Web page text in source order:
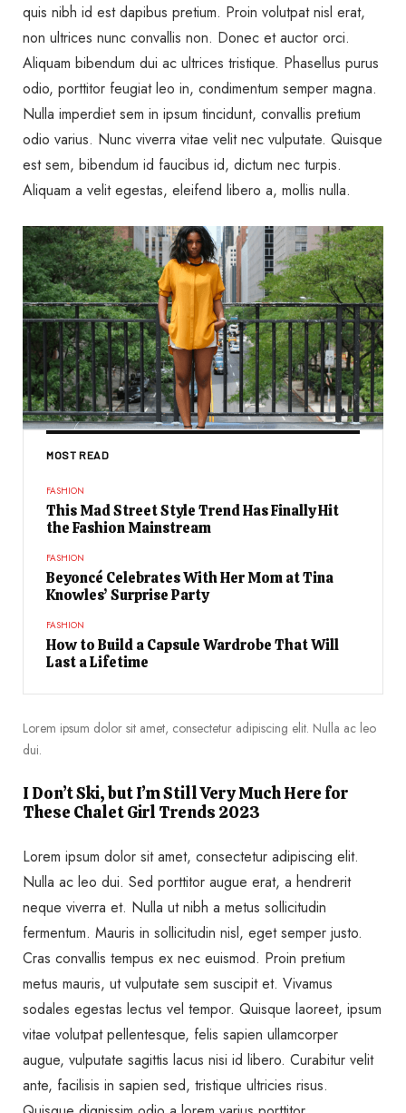
quis nibh id est dapibus pretium. Proin volutpat nisl erat,
non ultrices nunc convallis non. Donec et auctor orci.
Aliquam bibendum dui ac ultrices tristique. Phasellus purus
odio, porttitor feugiat leo in, condimentum semper magna.
Nulla imperdiet sem in ipsum tincidunt, convallis pretium
odio varius. Nunc viverra vitae velit nec vulputate. Quisque
est sem, bibendum id faucibus id, dictum nec turpis.
Aliquam a velit egestas, eleifend libero a, mollis nulla.
MOST READ
FASHION
This Mad Street Style Trend Has Finally Hit
the Fashion Mainstream
FASHION
Beyoncé Celebrates With Her Mom at Tina
Knowles’ Surprise Party
FASHION
How to Build a Capsule Wardrobe That Will
Last a Lifetime
Lorem ipsum dolor sit amet, consectetur adipiscing elit. Nulla ac leo
dui.
I Don’t Ski, but I’m Still Very Much Here for
These Chalet Girl Trends 2023
Lorem ipsum dolor sit amet, consectetur adipiscing elit.
Nulla ac leo dui. Sed porttitor augue erat, a hendrerit
neque viverra et. Nulla ut nibh a metus sollicitudin
fermentum. Mauris in sollicitudin nisl, eget semper justo.
Cras convallis tempus ex nec euismod. Proin pretium
metus mauris, ut vulputate sem suscipit et. Vivamus
sodales egestas lectus vel tempor. Quisque laoreet, ipsum
vitae volutpat pellentesque, felis sapien ullamcorper
augue, vulputate sagittis lacus nisi id libero. Curabitur velit
ante, facilisis in sapien sed, tristique ultricies risus.